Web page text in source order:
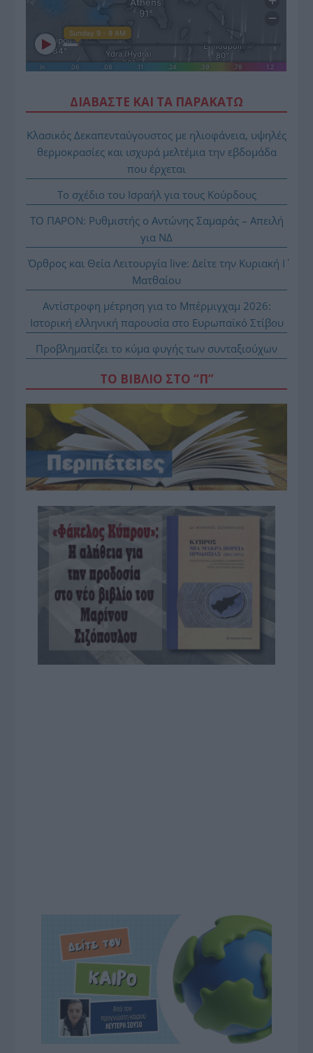
ΔΙΑΒΑΣΤΕ ΚΑΙ ΤΑ ΠΑΡΑΚΑΤΩ
Κλασικός Δεκαπενταύγουστος με ηλιοφάνεια, υψηλές
θερμοκρασίες και ισχυρά μελτέμια την εβδομάδα
που έρχεται
Το σχέδιο του Ισραήλ για τους Κούρδους
ΤΟ ΠΑΡΟΝ: Ρυθμιστής ο Αντώνης Σαμαράς – Απειλή
για ΝΔ
Όρθρος και Θεία Λειτουργία live: Δείτε την Κυριακή Ι΄
Ματθαίου
Αντίστροφη μέτρηση για το Μπέρμιγχαμ 2026:
Ιστορική ελληνική παρουσία στο Ευρωπαϊκό Στίβου
Προβληματίζει το κύμα φυγής των συνταξιούχων
ΤΟ ΒΙΒΛΙΟ ΣΤΟ “Π”